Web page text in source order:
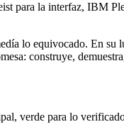
para la interfaz, IBM
lo equivocado. En
construye,
verde para lo